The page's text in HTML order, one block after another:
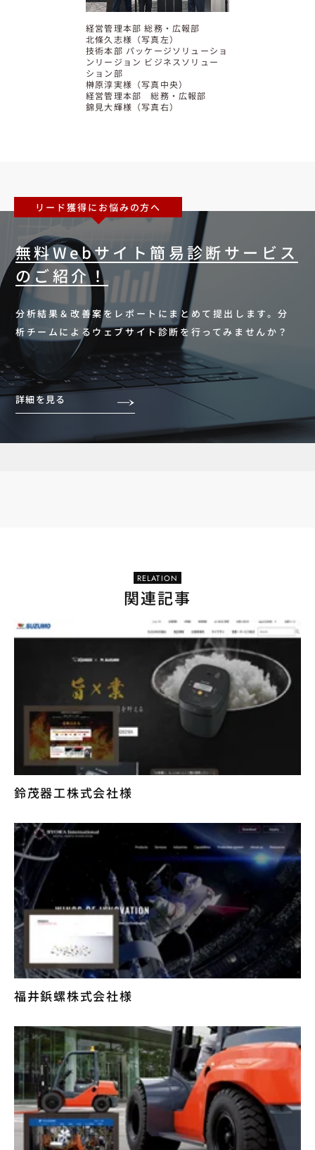
経営管理本部 総務・広報部
北條久志様（写真左）
技術本部 パッケージソリューショ
ンリージョン ビジネスソリュー
ション部
榊󠄀原淳実様（写真中央）
経営管理本部 総務・広報部
錦見大輝様（写真右）
リード獲得にお悩みの方へ
無料Webサイト簡易診断サービス
のご紹介！
分析結果＆改善案をレポートにまとめて提出します。分
析チームによるウェブサイト診断を行ってみませんか？
詳細を見る
RELATION
関連記事
鈴茂器工株式会社様
福井鋲螺株式会社様